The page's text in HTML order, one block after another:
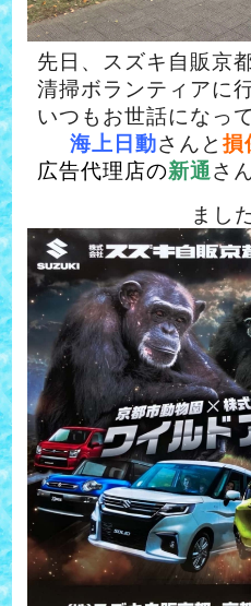
先日、スズキ自販京
清掃ボランティアに
いつもお世話になっ
海上日動さんと 損
広告代理店の新通 さ
まし